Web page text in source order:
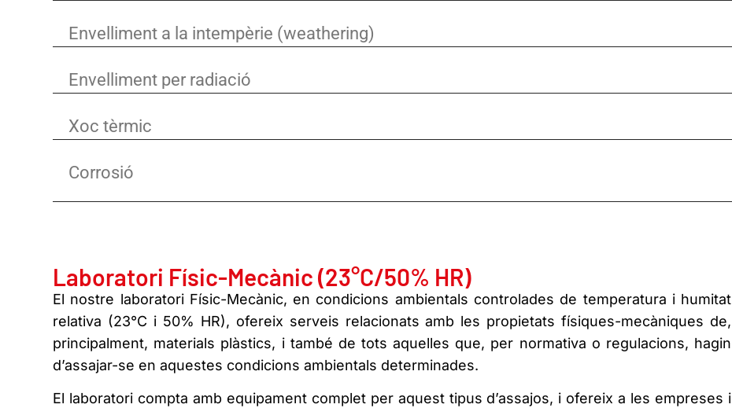
Envelliment a la intempèrie (weathering)
Envelliment per radiació
Xoc tèrmic
Corrosió
Laboratori Físic-Mecànic (23°C/50% HR)
El nostre laboratori Físic-Mecànic, en condicions ambientals controlades de temperatura i humitat
relativa (23°C i 50% HR), ofereix serveis relacionats amb les propietats físiques-mecàniques de,
principalment, materials plàstics, i també de tots aquelles que, per normativa o regulacions, hagin
d’assajar-se en aquestes condicions ambientals determinades.
El laboratori compta amb equipament complet per aquest tipus d’assajos, i ofereix a les empreses i